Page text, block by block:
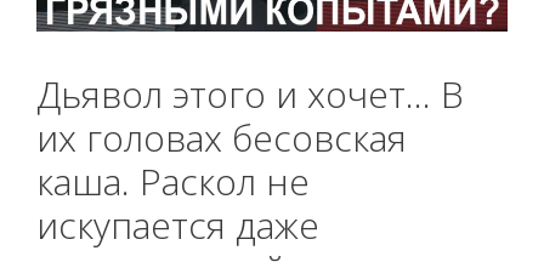
Дьявол этого и хочет… В
их головах бесовская
каша. Раскол не
искупается даже